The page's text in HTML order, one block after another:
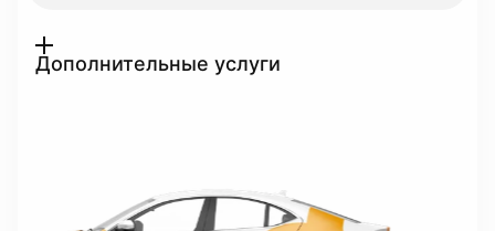
Дополнительные услуги